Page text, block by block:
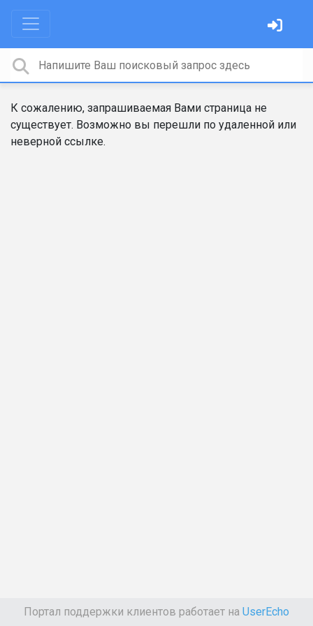
К сожалению, запрашиваемая Вами страница не
существует. Возможно вы перешли по удаленной или
неверной ссылке.
Портал поддержки клиентов работает на UserEcho